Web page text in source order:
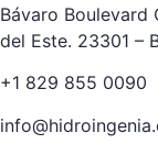
Bávaro Boulevard
del Este. 23301 –
+1 829 855 0090